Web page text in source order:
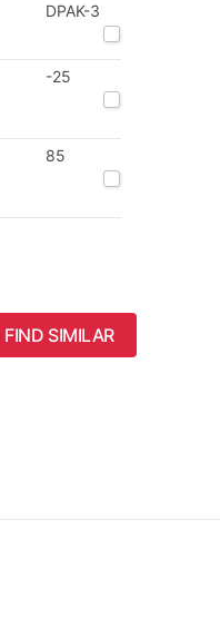
DPAK-3
-25
85
FIND SIMILAR